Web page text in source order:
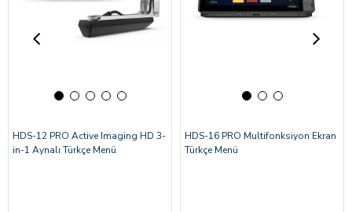
HDS-12 PRO Active Imaging HD 3-
in-1 Aynalı Türkçe Menü
HDS-16 PRO Multifonksiyon Ekran
Türkçe Menü